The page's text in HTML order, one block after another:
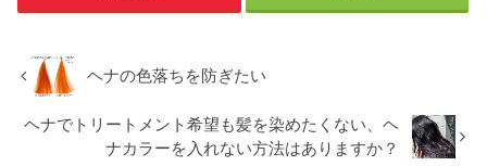
ヘナの色落ちを防ぎたい
ヘナでトリートメント希望も髪を染めたくない、ヘ
ナカラーを入れない方法はありますか？